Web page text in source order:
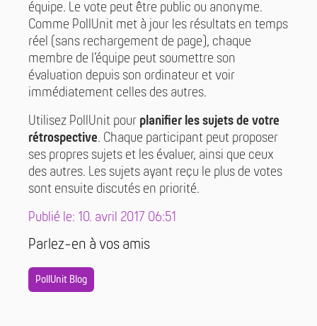
équipe. Le vote peut être public ou anonyme.
Comme PollUnit met à jour les résultats en temps
réel (sans rechargement de page), chaque
membre de l’équipe peut soumettre son
évaluation depuis son ordinateur et voir
immédiatement celles des autres.
Utilisez PollUnit pour planifier les sujets de votre
rétrospective. Chaque participant peut proposer
ses propres sujets et les évaluer, ainsi que ceux
des autres. Les sujets ayant reçu le plus de votes
sont ensuite discutés en priorité.
Publié le: 10. avril 2017 06:51
Parlez-en à vos amis
PollUnit Blog